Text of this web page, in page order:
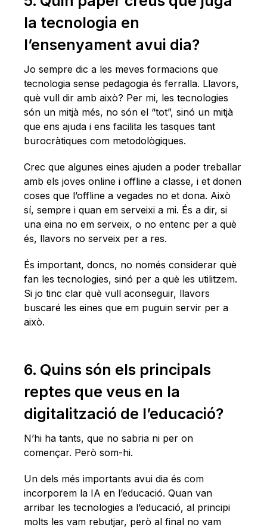
la tecnologia en
l’ensenyament avui dia?
Jo sempre dic a les meves formacions que
tecnologia sense pedagogia és ferralla. Llavors,
què vull dir amb això? Per mi, les tecnologies
són un mitjà més, no són el “tot”, sinó un mitjà
que ens ajuda i ens facilita les tasques tant
burocràtiques com metodològiques.
Crec que algunes eines ajuden a poder treballar
amb els joves online i offline a classe, i et donen
coses que l’offline a vegades no et dona. Això
sí, sempre i quan em serveixi a mi. És a dir, si
una eina no em serveix, o no entenc per a què
és, llavors no serveix per a res.
És important, doncs, no només considerar què
fan les tecnologies, sinó per a què les utilitzem.
Si jo tinc clar què vull aconseguir, llavors
buscaré les eines que em puguin servir per a
això.
6. Quins són els principals
reptes que veus en la
digitalització de l’educació?
N’hi ha tants, que no sabria ni per on
començar. Però som-hi.
Un dels més importants avui dia és com
incorporem la IA en l’educació. Quan van
arribar les tecnologies a l’educació, al principi
molts les vam rebutjar, però al final no vam